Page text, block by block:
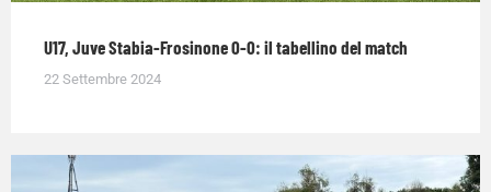
U17, Juve Stabia-Frosinone 0-0: il tabellino del match
22 Settembre 2024